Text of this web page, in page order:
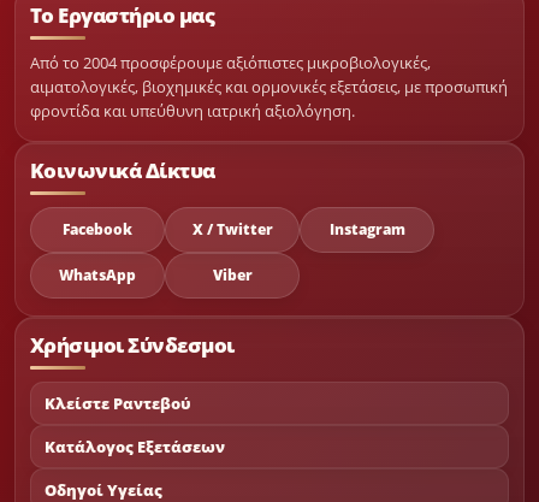
Το Εργαστήριο μας
Από το 2004 προσφέρουμε αξιόπιστες μικροβιολογικές,
αιματολογικές, βιοχημικές και ορμονικές εξετάσεις, με προσωπική
φροντίδα και υπεύθυνη ιατρική αξιολόγηση.
Κοινωνικά Δίκτυα
Facebook X / Twitter Instagram
WhatsApp Viber
Χρήσιμοι Σύνδεσμοι
Κλείστε Ραντεβού
Κατάλογος Εξετάσεων
Οδηγοί Υγείας